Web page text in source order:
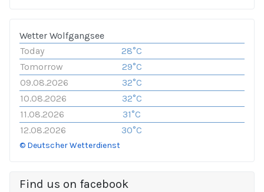
Wetter Wolfgangsee
Today
28°C
Tomorrow
29°C
09.08.2026
32°C
10.08.2026
32°C
11.08.2026
31°C
12.08.2026
30°C
© Deutscher Wetterdienst
Find us on facebook